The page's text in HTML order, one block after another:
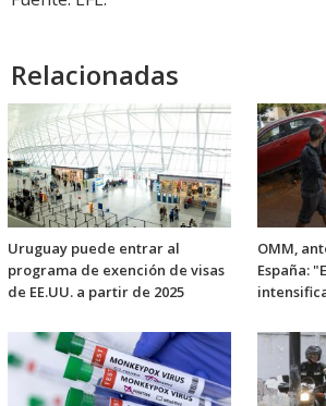
Relacionadas
Uruguay puede entrar al
programa de exención de visas
de EE.UU. a partir de 2025
OMM,
España: